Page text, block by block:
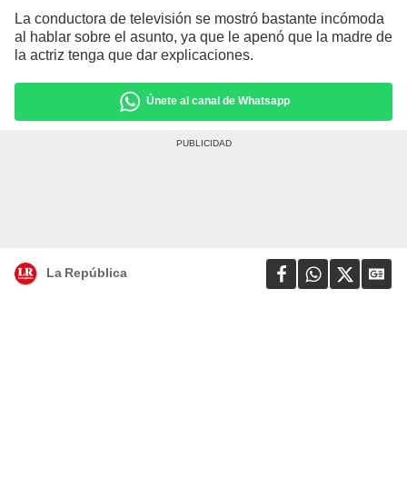
La conductora de televisión se mostró bastante incómoda
al hablar sobre el asunto, ya que le apenó que la madre de
la actriz tenga que dar explicaciones.
Únete al canal de Whatsapp
La República